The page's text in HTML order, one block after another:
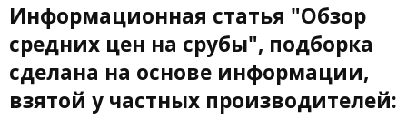
Информационная статья "Обзор
средних цен на срубы", подборка
сделана на основе информации,
взятой у частных производителей: